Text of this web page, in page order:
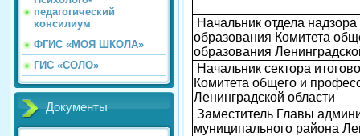
педагогический
консилиум
ФГИС «МОЯ ШКОЛА»
ГИС «СОЛО»
Документы
Начальник отдела
образования Комитета
образования
Начальник сектора
Комитета общего и
Ленинградской области
Заместитель Главы
муниципального района